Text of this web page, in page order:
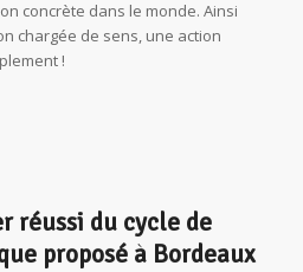
concrète dans le monde. Ainsi
chargée de sens, une action
!
réussi du cycle de
proposé à Bordeaux